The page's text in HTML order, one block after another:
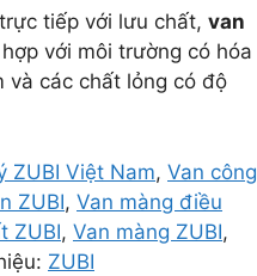
tiếp với lưu chất, van
với môi trường có hóa
và các chất lỏng có độ
ZUBI Việt Nam, Van công
ZUBI, Van màng điều
ZUBI, Van màng ZUBI,
ZUBI